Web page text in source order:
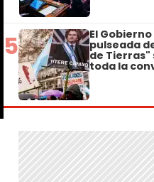
5 El
pulseada
de Tierras"
toda la